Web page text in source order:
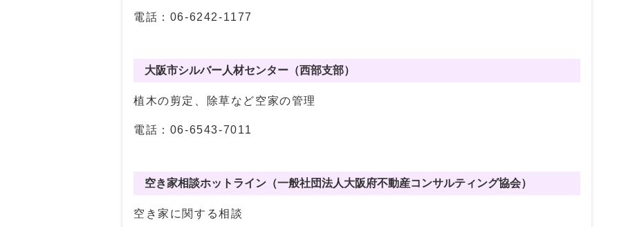
電話：06-6242-1177
大阪市シルバー人材センター（西部支部）
植木の剪定、除草など空家の管理
電話：06-6543-7011
空き家相談ホットライン（一般社団法人大阪府不動産コンサルティング協会）
空き家に関する相談